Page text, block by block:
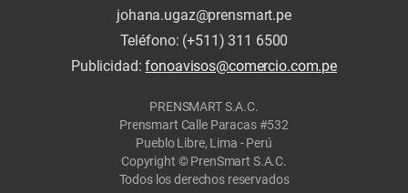
johana.ugaz@prensmart.pe
Teléfono: (+511) 311 6500
Publicidad:fonoavisos@comercio.com.pe
PRENSMART S.A.C.
Prensmart Calle Paracas #532
Pueblo Libre, Lima - Perú
Copyright © PrenSmart S.A.C.
Todos los derechos reservados